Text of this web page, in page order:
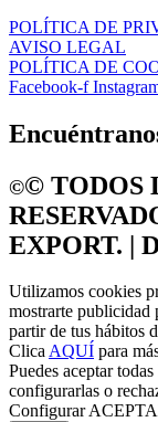
POLÍTICA DE
AVISO LEGAL
POLÍTICA DE
Facebook-f
©️©️ TODOS
EXPORT. |
Utilizamos cookies
mostrarte publicidad
partir de tus hábitos
ClicaAQUÍ para
Puedes aceptar
configurarlas o
Configurar